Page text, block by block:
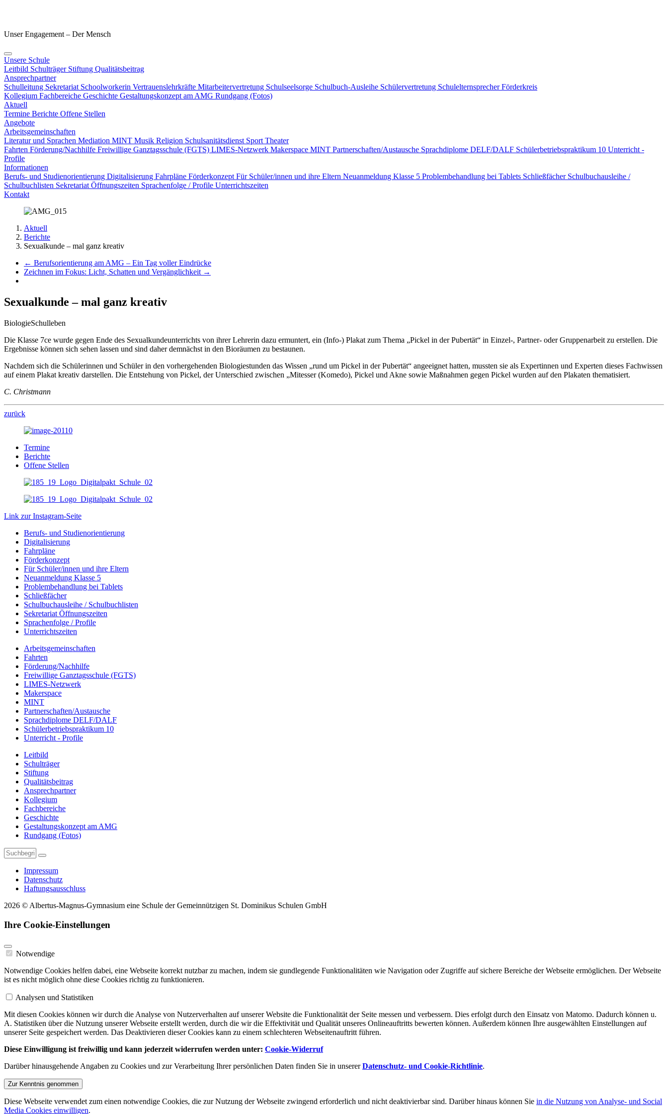
Unser Engagement – Der Mensch
Unsere Schule
Leitbild Schulträger Stiftung Qualitätsbeitrag
Ansprechpartner
Schulleitung Sekretariat Schoolworkerin Vertrauenslehrkräfte Mitarbeitervertretung Schulseelsorge Schulbuch-Ausleihe Schülervertretung SchulelternsprecherFörderkreis
Kollegium Fachbereiche Geschichte Gestaltungskonzept am AMG Rundgang (Fotos)
Aktuell
Termine Berichte Offene Stellen
Angebote
Arbeitsgemeinschaften
Literatur und Sprachen Mediation MINT Musik Religion Schulsanitätsdienst Sport Theater
Fahrten Förderung/Nachhilfe Freiwillige Ganztagsschule (FGTS) LIMES-Netzwerk Makerspace MINT Partnerschaften/Austausche Sprachdiplome DELF/DALF Schülerbetriebspraktikum 10 Unterricht -
Profile
Informationen
Berufs- und Studienorientierung Digitalisierung Fahrpläne Förderkonzept Für Schüler/innen und ihre Eltern Neuanmeldung Klasse 5 Problembehandlung bei Tablets Schließfächer Schulbuchausleihe /
Schulbuchlisten Sekretariat Öffnungszeiten Sprachenfolge / Profile Unterrichtszeiten
Kontakt
Aktuell
Berichte
Sexualkunde – mal ganz kreativ
← Berufsorientierung am AMG – Ein Tag voller Eindrücke
Zeichnen im Fokus: Licht, Schatten und Vergänglichkeit →
Sexualkunde – mal ganz kreativ
BiologieSchulleben
Die Klasse 7ce wurde gegen Ende des Sexualkundeunterrichts von ihrer Lehrerin dazu ermuntert, ein (Info-) Plakat zum Thema „Pickel in der Pubertät“ in Einzel-, Partner- oder Gruppenarbeit zu erstellen. Die
Ergebnisse können sich sehen lassen und sind daher demnächst in den Bioräumen zu bestaunen.
Nachdem sich die Schülerinnen und Schüler in den vorhergehenden Biologiestunden das Wissen „rund um Pickel in der Pubertät“ angeeignet hatten, mussten sie als Expertinnen und Experten dieses Fachwissen
auf einem Plakat kreativ darstellen. Die Entstehung von Pickel, der Unterschied zwischen „Mitesser (Komedo), Pickel und Akne sowie Maßnahmen gegen Pickel wurden auf den Plakaten thematisiert.
C. Christmann
zurück
Termine
Berichte
Offene Stellen
Link zur Instagram-Seite
Berufs- und Studienorientierung
Digitalisierung
Fahrpläne
Förderkonzept
Für Schüler/innen und ihre Eltern
Neuanmeldung Klasse 5
Problembehandlung bei Tablets
Schließfächer
Schulbuchausleihe / Schulbuchlisten
Sekretariat Öffnungszeiten
Sprachenfolge / Profile
Unterrichtszeiten
Arbeitsgemeinschaften
Fahrten
Förderung/Nachhilfe
Freiwillige Ganztagsschule (FGTS)
LIMES-Netzwerk
Makerspace
MINT
Partnerschaften/Austausche
Sprachdiplome DELF/DALF
Schülerbetriebspraktikum 10
Unterricht - Profile
Leitbild
Schulträger
Stiftung
Qualitätsbeitrag
Ansprechpartner
Kollegium
Fachbereiche
Geschichte
Gestaltungskonzept am AMG
Rundgang (Fotos)
Impressum
Datenschutz
Haftungsausschluss
2026 © Albertus-Magnus-Gymnasium eine Schule der Gemeinnützigen St. Dominikus Schulen GmbH
Ihre Cookie-Einstellungen
Notwendige
Notwendige Cookies helfen dabei, eine Webseite korrekt nutzbar zu machen, indem sie gundlegende Funktionalitäten wie Navigation oder Zugriffe auf sichere Bereiche der Webseite ermöglichen. Der Webseite
ist es nicht möglich ohne diese Cookies richtig zu funktionieren.
Analysen und Statistiken
Mit diesen Cookies können wir durch die Analyse von Nutzerverhalten auf unserer Website die Funktionalität der Seite messen und verbessern. Dies erfolgt durch den Einsatz von Matomo. Dadurch können u.
A. Statistiken über die Nutzung unserer Webseite erstellt werden, durch die wir die Effektivität und Qualität unseres Onlineauftritts bewerten können. Außerdem können Ihre ausgewählten Einstellungen auf
unserer Seite gespeichert werden. Das Deaktivieren dieser Cookies kann zu einem schlechteren Webseitenauftritt führen.
Diese Einwilligung ist freiwillig und kann jederzeit widerrufen werden unter: Cookie-Widerruf
Darüber hinausgehende Angaben zu Cookies und zur Verarbeitung Ihrer persönlichen Daten finden Sie in unsererDatenschutz- und Cookie-Richtlinie.
Zur Kenntnis genommen
Diese Webseite verwendet zum einen notwendige Cookies, die zur Nutzung der Webseite zwingend erforderlich und nicht deaktivierbar sind. Darüber hinaus können Sie in die Nutzung von Analyse- und Social
Media Cookies einwilligen.